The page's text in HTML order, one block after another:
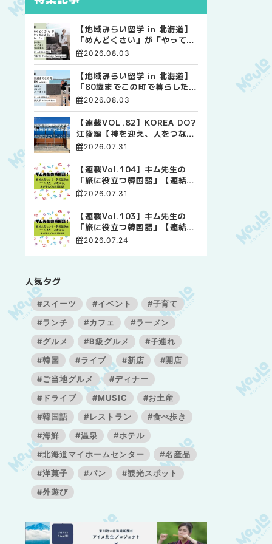
【地域みらい留学 in 北海道】
「めんどくさい」が「やってみ
よう」に変わった。 十勝の風
自由な高校生活
2026.08.03
【地域みらい留学 in 北海道】
「80歳までこの町で暮らした
い」 標津高校で踏み出した、
2026.08.03
【連載VOL.82】KOREA DO?
江陵編【神を迎え、人をつなぐ
時間 ― 江陵端午祭 】
2026.07.31
【連載Vol.104】キム先生の
「旅に役立つ韓国語」【連結語
尾について その4】
2026.07.31
【連載Vol.103】キム先生の
「旅に役立つ韓国語」【連結語
尾について その3】
2026.07.24
人気タグ
#スイーツ #イベント
#子育て
#ランチ
#カフェ
#ラーメン
#グルメ
#B級グルメ
#子連れ
#韓国
#ライブ #新店
#開店
#ご当地グルメ
#ディナー
#ドライブ
#MUSIC
#お土産
#韓国語
#レストラン
#食べ歩き
#海鮮
#温泉
#ホテル
#北海道マイホームセンター
#名産品
#洋菓子
#パン
#観光スポット
#外遊び